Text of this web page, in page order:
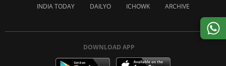
INDIA TODAY DAILYO ICHOWK ARCHIVE
DOWNLOAD APP